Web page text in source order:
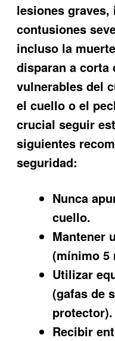
lesiones
contusiones
incluso la
disparan a corta
vulnerables del
el cuello o el
crucial seguir
siguientes
seguridad:
Nunca
cuello.
Mantener
(mínimo 5
Utilizar
(gafas de
protector).
Recibir